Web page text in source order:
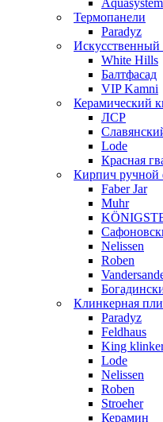
Aquasystem
Термопанели
Paradyz
Искусственный
White Hills
Балтфасад
VIP Kamni
Керамический
ЛСР
Lode
Красная
Кирпич ручной
Faber Jar
Muhr
Nelissen
Roben
Клинкерная
Paradyz
Feldhaus
King
Lode
Nelissen
Roben
Stroeher
Керамин